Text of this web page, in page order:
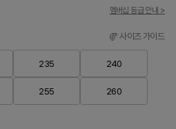
멤버십 등급 안내 >
사이즈 가이드
235 240
255 260